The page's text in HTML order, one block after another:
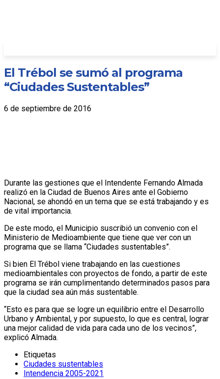
El Trébol se sumó al programa
“Ciudades Sustentables”
6 de septiembre de 2016
Durante las gestiones que el Intendente Fernando Almada
realizó en la Ciudad de Buenos Aires ante el Gobierno
Nacional, se ahondó en un tema que se está trabajando y es
de vital importancia.
De este modo, el Municipio suscribió un convenio con el
Ministerio de Medioambiente que tiene que ver con un
programa que se llama “Ciudades sustentables”.
Si bien El Trébol viene trabajando en las cuestiones
medioambientales con proyectos de fondo, a partir de este
programa se irán cumplimentando determinados pasos para
que la ciudad sea aún más sustentable.
“Esto es para que se logre un equilibrio entre el Desarrollo
Urbano y Ambiental, y por supuesto, lo que es central, lograr
una mejor calidad de vida para cada uno de los vecinos”,
explicó Almada.
Etiquetas
Ciudades sustentables
Intendencia 2005-2021